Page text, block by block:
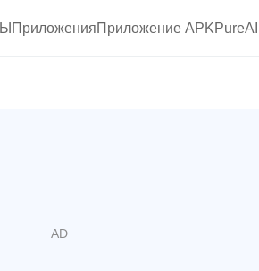
ПриложенияПриложение APKPure